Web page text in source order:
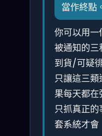
當作終點
你可以用
被通知的
到貨/可疑
只讓這三
果每天都
只抓真正
套系統才會